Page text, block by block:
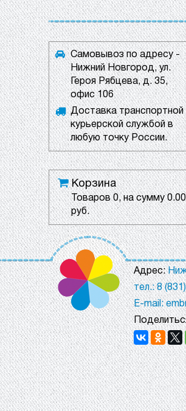
Самовывоз по адресу -
Нижний Новгород, ул.
Героя Рябцева, д. 35,
офис 106
Доставка транспортной
курьерской службой в
любую точку России.
Корзина
Товаров0, на сумму0.00
руб.
Адрес:
тел.: 8
E-mail: